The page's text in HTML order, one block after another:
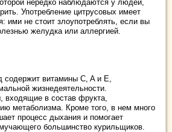
нередко наблюдаются у людей,
Употребление цитрусовых имеет
ими не стоит злоупотреблять, если вы
желудка или аллергией.
содержит витамины C, A и E,
жизнедеятельности.
входящие в состав фрукта,
метаболизма. Кроме того, в нем много
процесс дыхания и помогает
большинство курильщиков.